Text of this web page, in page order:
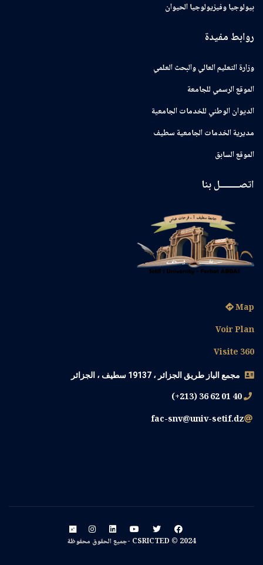
بيولوجيا وفيزيولوجيا الحيوان
روابط مفيدة
وزارة التعليم العالي والبحث العلمي
الموقع الرسمي للجامعة
ﺍﻟﺪﻳﻮﺍﻥ ﺍﻟﻮﻃﻨﻲ ﻟﻠﺨﺪﻣﺎﺕ ﺍﻟﺠﺎﻣﻌﻴﺔ
مديرية الخدمات الجامعية سطيف
الموقع السابق
اتصــــــــل بنا
Map
Voir Plan
Visite 360
مجمع الباز طريق الجزائر ، 19137 سطيف ، الجزائر
(+213) 36 62 01 40
fac-snv@univ-setif.dz
CSRICTED © 2024 -جميع الحقوق محفوظة